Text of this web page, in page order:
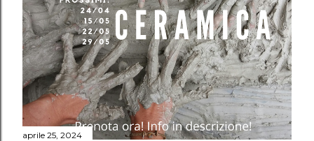
aprile 25, 2024